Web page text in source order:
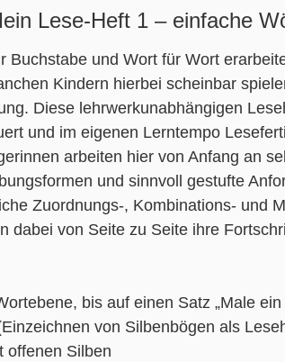
Lese-Heft 1 – einfache
Buchstabe und Wort für Wort
Kindern hierbei scheinbar
Diese lehrwerkunabhängigen
und im eigenen Lerntempo
arbeiten hier von Anfang an
und sinnvoll gestufte
Zuordnungs-, Kombinations- und
dabei von Seite zu Seite ihre
bis auf einen Satz „Male ein
von Silbenbögen als
offenen Silben